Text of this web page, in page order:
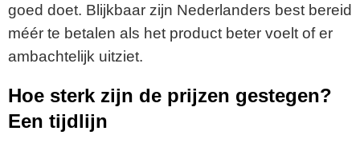
goed doet. Blijkbaar zijn Nederlanders best bereid
méér te betalen als het product beter voelt of er
ambachtelijk uitziet.
Hoe sterk zijn de prijzen gestegen?
Een tijdlijn